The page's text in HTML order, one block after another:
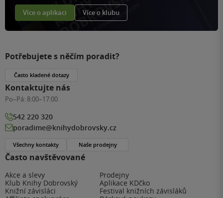
Více o aplikaci Více o klubu
Často navštěvované
Akce a slevy
Prodejny
Klub Knihy Dobrovský
Aplikace KDčko
Knižní závisláci
Festival knižních závisláků
Potřebujete s něčím poradit?
Často kladené dotazy
Kontaktujte nás
Po–Pá: 8:00–17:00
542 220 320
poradime@knihydobrovsky.cz
Všechny kontakty Naše prodejny